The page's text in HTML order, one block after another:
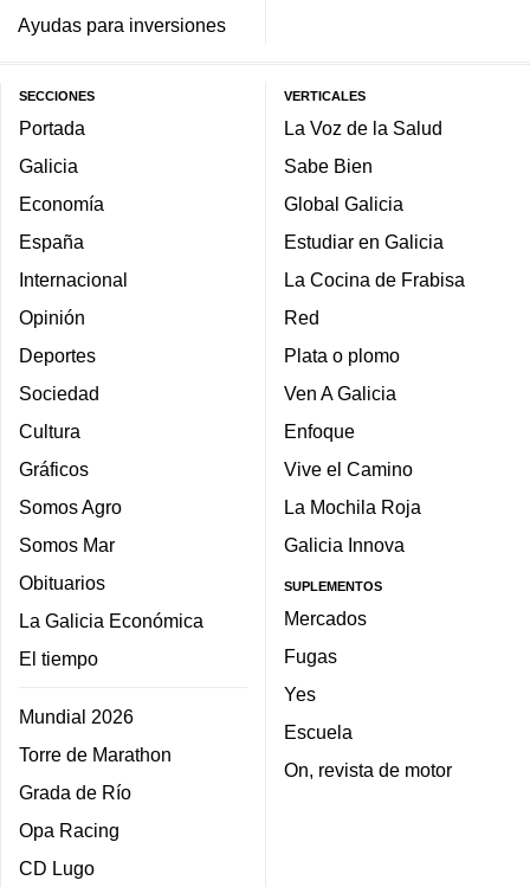
Ayudas para inversiones
SECCIONES
Portada
Galicia
Economía
España
Internacional
Opinión
Deportes
Sociedad
Cultura
Gráficos
Somos Agro
Somos Mar
Obituarios
La Galicia Económica
El tiempo
Mundial 2026
Torre de Marathon
Grada de Río
Opa Racing
CD Lugo
VERTICALES
La Voz de la Salud
Sabe Bien
Global Galicia
Estudiar en Galicia
La Cocina de Frabisa
Red
Plata o plomo
Ven A Galicia
Enfoque
Vive el Camino
La Mochila Roja
Galicia Innova
SUPLEMENTOS
Mercados
Fugas
Yes
Escuela
On, revista de motor